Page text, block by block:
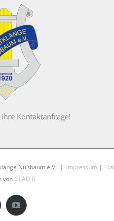
Kontaktanfrage!
Nußbaum e.V. | Impressum |
von GLAD IT
YouTube